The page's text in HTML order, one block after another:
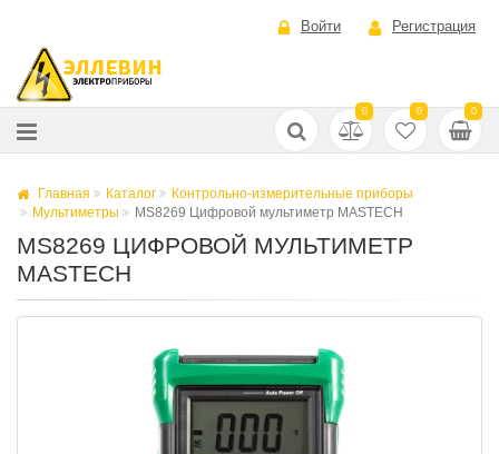
Войти Регистрация
0 0 0
Главная Каталог
Контрольно-измерительные приборы
Мультиметры
MS8269 Цифровой мультиметр MASTECH
MS8269 ЦИФРОВОЙ МУЛЬТИМЕТР
MASTECH